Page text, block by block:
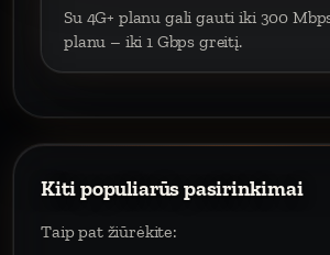
Su 4G+ planu gali gauti iki 300
planu – iki 1 Gbps greitį.
Kiti populiarūs pasirinkimai
Taip pat žiūrėkite: